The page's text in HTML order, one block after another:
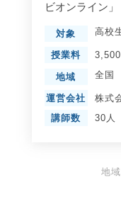
ビオンライン」
対象 高校
授業料
地域 全国
運営会社
株式
講師数
30人
地